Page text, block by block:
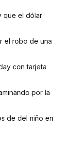
que el dólar
el robo de una
con tarjeta
por la
de del niño en